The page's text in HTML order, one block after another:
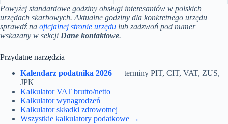
Powyżej standardowe godziny obsługi interesantów w polskich
urzędach skarbowych. Aktualne godziny dla konkretnego urzędu
sprawdź na oficjalnej stronie urzędu lub zadzwoń pod numer
wskazany w sekcji Dane kontaktowe.
Przydatne narzędzia
Kalendarz podatnika 2026 — terminy PIT, CIT, VAT, ZUS,
JPK
Kalkulator VAT brutto/netto
Kalkulator wynagrodzeń
Kalkulator składki zdrowotnej
Wszystkie kalkulatory podatkowe →